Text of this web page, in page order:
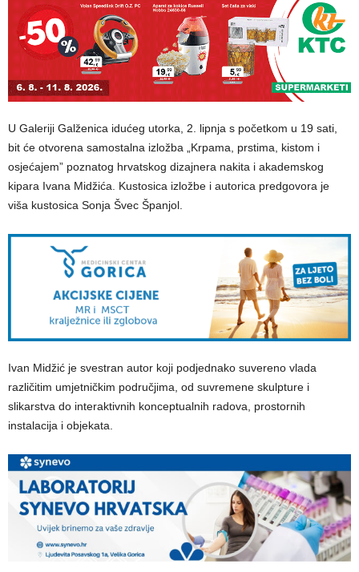
U Galeriji Galženica idućeg utorka, 2. lipnja s početkom u 19 sati,
bit će otvorena samostalna izložba „Krpama, prstima, kistom i
osjećajem” poznatog hrvatskog dizajnera nakita i akademskog
kipara Ivana Midžića. Kustosica izložbe i autorica predgovora je
viša kustosica Sonja Švec Španjol.
Ivan Midžić je svestran autor koji podjednako suvereno vlada
različitim umjetničkim područjima, od suvremene skulpture i
slikarstva do interaktivnih konceptualnih radova, prostornih
instalacija i objekata.